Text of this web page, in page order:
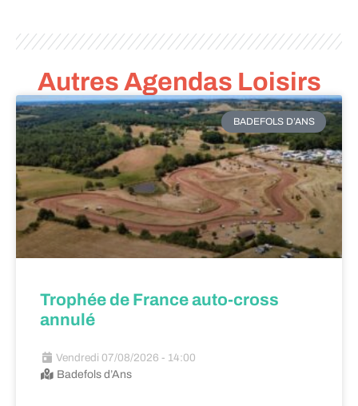
Autres Agendas Loisirs
BADEFOLS D’ANS
Trophée de France auto-cross
annulé
Vendredi 07/08/2026 - 14:00
Badefols d’Ans